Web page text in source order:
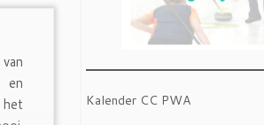
en
Kalender CC PWA